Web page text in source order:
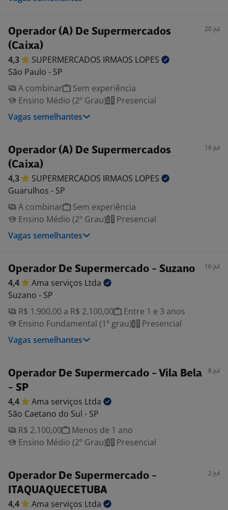
Operador (A) De Supermercados
(Caixa)
20 jul
4,3 SUPERMERCADOS IRMAOS LOPES
São Paulo - SP
A combinar
Sem experiência
Ensino Médio (2º Grau)
Presencial
Vagas semelhantes
Operador (A) De Supermercados
(Caixa)
16 jul
4,3 SUPERMERCADOS IRMAOS LOPES
Guarulhos - SP
A combinar
Sem experiência
Ensino Médio (2º Grau)
Presencial
Vagas semelhantes
Operador De Supermercado - Suzano 16 jul
4,4 Ama serviços Ltda
Suzano - SP
R$ 1.900,00 a R$ 2.100,00
Entre 1 e 3 anos
Ensino Fundamental (1º grau)
Presencial
Vagas semelhantes
Operador De Supermercado - Vila Bela
- SP
8 jul
4,4 Ama serviços Ltda
São Caetano do Sul - SP
R$ 2.100,00
Menos de 1 ano
Ensino Médio (2º Grau)
Presencial
Operador De Supermercado -
ITAQUAQUECETUBA
2 jul
4,4 Ama serviços Ltda